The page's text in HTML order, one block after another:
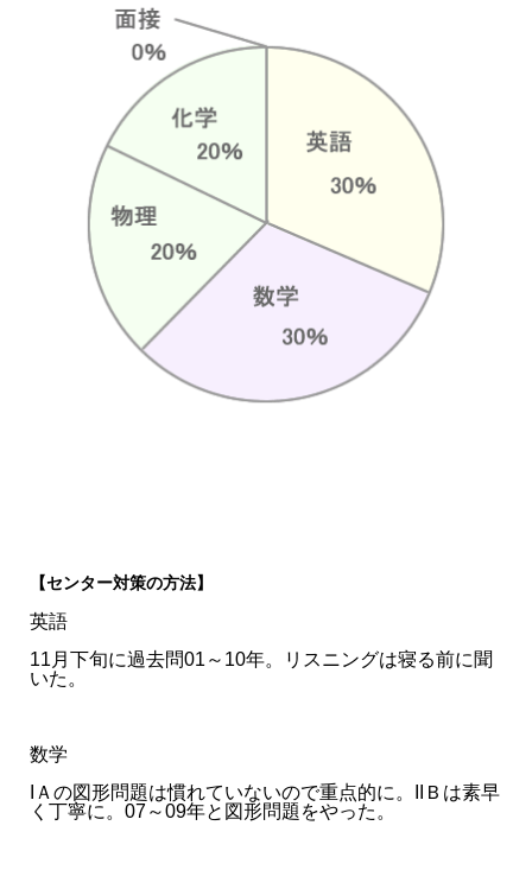
【センター対策の方法】
英語
11月下旬に過去問01～10年。リスニングは寝る前に聞
いた。
数学
IＡの図形問題は慣れていないので重点的に。IIＢは素早
く丁寧に。07～09年と図形問題をやった。